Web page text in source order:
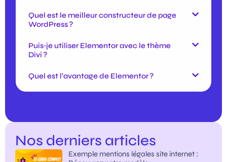
Quel est le meilleur constructeur de page
WordPress ?
Puis‑je utiliser Elementor avec le thème
Divi ?
Quel est l’avantage de Elementor ?
Nos derniers articles
Exemple mentions légales site internet :